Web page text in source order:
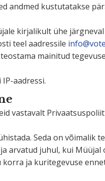
andmed kustu­ta­takse
kirja­likult ühe
teel aadressile
mainitud
aadressi.
vastavalt
Seda on võimalik
arvatud juhul, kui Müüjal
ja kurite­gevuse